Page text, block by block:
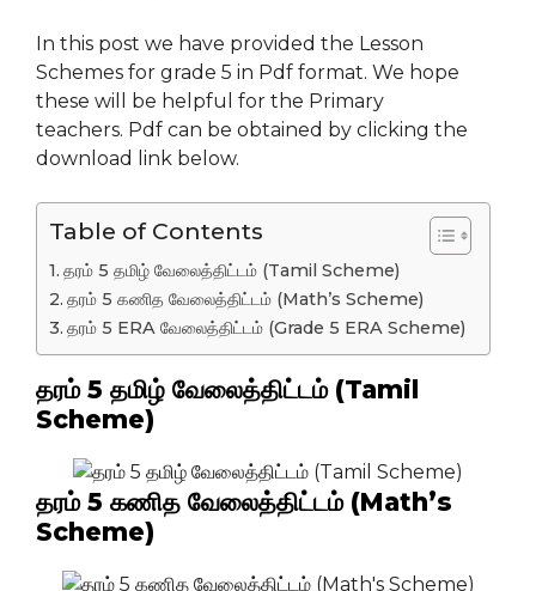
In this post we have provided the Lesson
Schemes for grade 5 in Pdf format. We hope
these will be helpful for the Primary
teachers. Pdf can be obtained by clicking the
download link below.
Table of Contents
தரம் 5 தமிழ் வேலைத்திட்டம் (Tamil Scheme)
தரம் 5 கணித வேலைத்திட்டம் (Math’s Scheme)
தரம் 5 ERA வேலைத்திட்டம் (Grade 5 ERA Scheme)
தரம் 5 தமிழ் வேலைத்திட்டம் (Tamil
Scheme)
தரம் 5 கணித வேலைத்திட்டம் (Math’s
Scheme)